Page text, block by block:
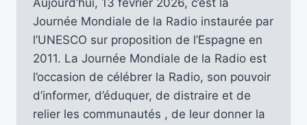
Aujourd’hui, 13 février 2026, c’est la
Journée Mondiale de la Radio instaurée par
l’UNESCO sur proposition de l’Espagne en
2011. La Journée Mondiale de la Radio est
l’occasion de célébrer la Radio, son pouvoir
d’informer, d’éduquer, de distraire et de
relier les communautés , de leur donner la